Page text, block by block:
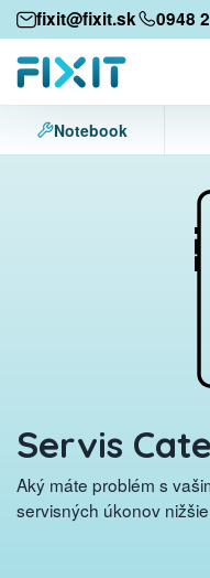
fixit@fixit.sk 0948
Mobilné zariadenia
Mobilné telefóny
Tablety
Notebook
Servis
Aký máte problém s
servisných úkonov